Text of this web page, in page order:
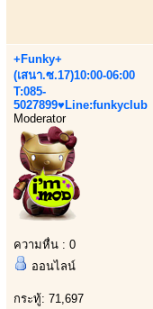
+Funky+
(เสนา.ซ.17)10:00-06:00
T:085-
5027899♥Line:funkyclub
Moderator
ความหื่น : 0
ออนไลน์
กระทู้: 71,697